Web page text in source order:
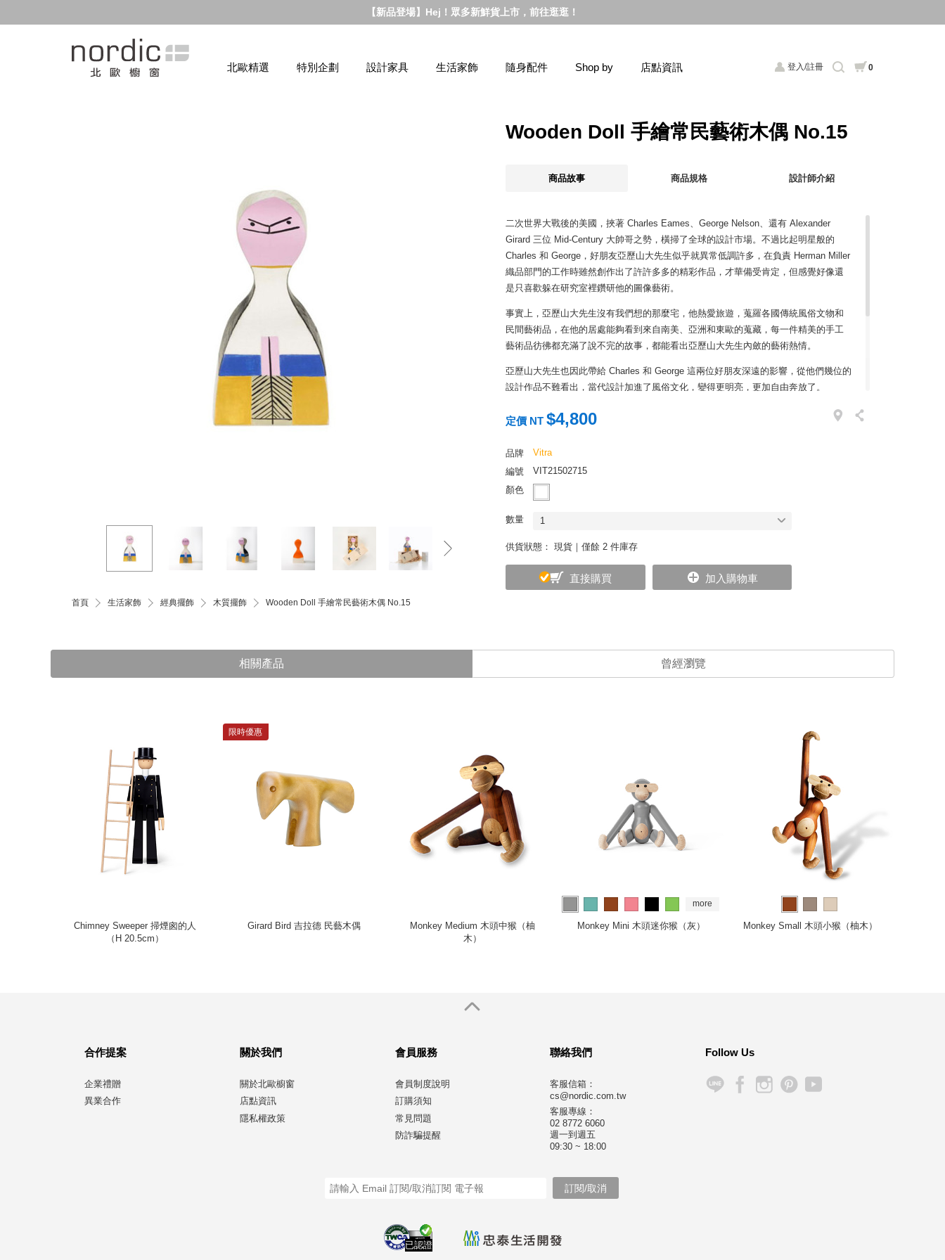
【新品登場】Hej！眾多新鮮貨上市，前往逛逛！
登入/註冊 0
北歐精選 特別企劃 設計家具 生活家飾 隨身配件 Shop by 店點資訊
首頁 生活家飾 經典擺飾 木質擺飾 Wooden Doll 手繪常民藝術木偶 No.15
Wooden Doll 手繪常民藝術木偶 No.15
商品故事 商品規格 設計師介紹
二次世界大戰後的美國，挾著 Charles Eames、George Nelson、還有 Alexander
Girard 三位 Mid-Century 大帥哥之勢，橫掃了全球的設計市場。不過比起明星般的
Charles 和 George，好朋友亞歷山大先生似乎就異常低調許多，在負責 Herman Miller
織品部門的工作時雖然創作出了許許多多的精彩作品，才華備受肯定，但感覺好像還
是只喜歡躲在研究室裡鑽研他的圖像藝術。
事實上，亞歷山大先生沒有我們想的那麼宅，他熱愛旅遊，蒐羅各國傳統風俗文物和
民間藝術品，在他的居處能夠看到來自南美、亞洲和東歐的蒐藏，每一件精美的手工
藝術品彷彿都充滿了說不完的故事，都能看出亞歷山大先生內斂的藝術熱情。
亞歷山大先生也因此帶給 Charles 和 George 這兩位好朋友深遠的影響，從他們幾位的
設計作品不難看出，當代設計加進了風俗文化，變得更明亮，更加自由奔放了。
這一整套的 Wooden Doll 常民藝術木偶，是亞歷山大先生過世之後才誕生的作品。他
的遺孀將工作室裡所有的手稿、紡織品及原型捐給了 Vitra 設計博物館，並從上千的作
偶，或許就是亞歷山大先生環遊世界時所遇見的，各種形形色色的人物再現吧。
如果你也喜歡旅遊，喜歡設計，但是不見得有機會用家具布置自己的空間，那麼不妨
參考 Alexander Girard 留給這世界最美好的禮物！
定價 NT $4,800
品牌
Vitra
編號
VIT21502715
顏色
數量 1
供貨狀態： 現貨｜僅餘 2 件庫存
直接購買 加入購物車
相關產品 曾經瀏覽
Chimney Sweeper 掃煙囪的人
（H 20.5cm）
限時優惠
Girard Bird 吉拉德 民藝木偶
Monkey Medium 木頭中猴（柚
木）
more
Monkey Mini 木頭迷你猴（灰） Monkey Small 木頭小猴（柚木）
合作提案
企業禮贈
異業合作
關於我們
關於北歐櫥窗
店點資訊
隱私權政策
會員服務
會員制度說明
訂購須知
常見問題
防詐騙提醒
聯絡我們
客服信箱：
cs@nordic.com.tw
客服專線：
02 8772 6060
週一到週五
09:30 ~ 18:00
Follow Us
已認證